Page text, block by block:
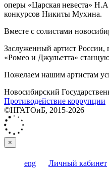
оперы «Царская невеста»
конкурсов Никиты Мухина.
Вместе с солистами
Заслуженный артист
«Ромео и Джульетта»
Пожелаем нашим артистам
Новосибирский
Противодействие коррупции
©НГАТОиБ, 2015-2026
×
eng Личный кабинет